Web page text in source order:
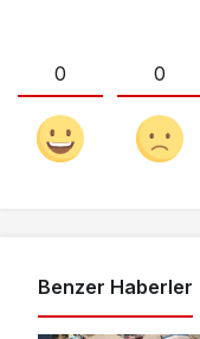
0 0
Benzer Haberler